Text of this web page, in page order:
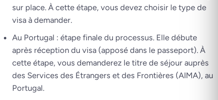
sur place. À cette étape, vous devez choisir le type de
visa à demander.
Au Portugal : étape finale du processus. Elle débute
après réception du visa (apposé dans le passeport). À
cette étape, vous demanderez le titre de séjour auprès
des Services des Étrangers et des Frontières (AIMA), au
Portugal.